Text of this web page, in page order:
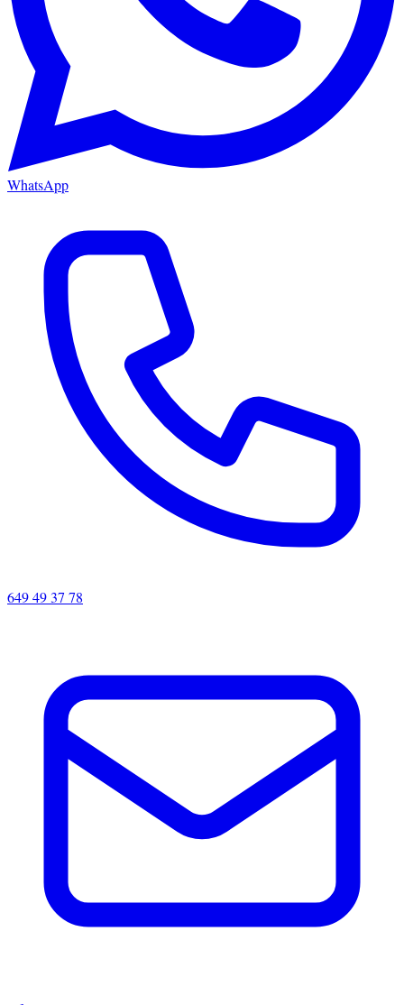
WhatsApp
649 49 37 78